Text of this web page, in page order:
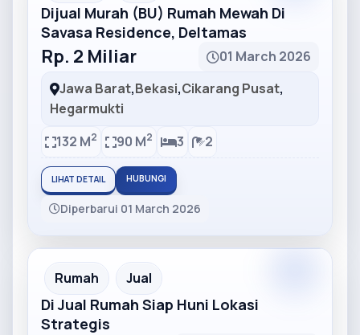
Dijual Murah (BU) Rumah Mewah Di
Savasa Residence, Deltamas
Rp. 2 Miliar
01 March 2026
Jawa Barat,Bekasi,Cikarang Pusat,
Hegarmukti
132 M2 90 M2 3 2
LIHAT DETAIL HUBUNGI
Diperbarui 01 March 2026
Partner Ad
Rumah Jual
Di Jual Rumah Siap Huni Lokasi
Strategis